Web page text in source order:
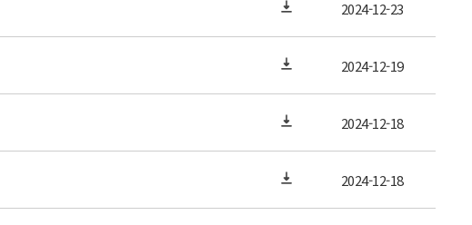
2024-12-23
2024-12-19
2024-12-18
2024-12-18